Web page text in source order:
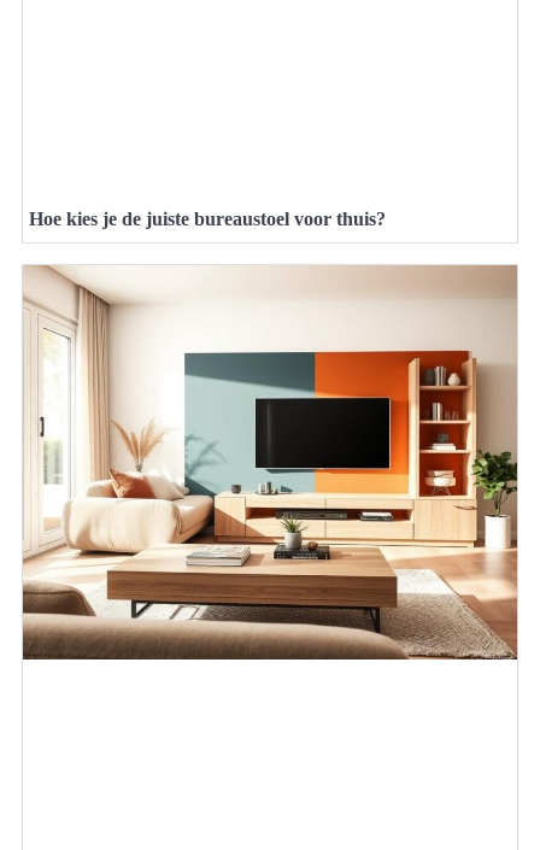
Hoe kies je de juiste bureaustoel voor thuis?